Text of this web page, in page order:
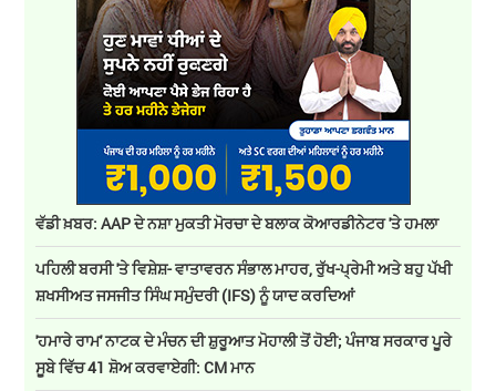
ਵੱਡੀ ਖ਼ਬਰ: AAP ਦੇ ਨਸ਼ਾ ਮੁਕਤੀ ਮੋਰਚਾ ਦੇ ਬਲਾਕ ਕੋਆਰਡੀਨੇਟਰ 'ਤੇ ਹਮਲਾ
ਪਹਿਲੀ ਬਰਸੀ 'ਤੇ ਵਿਸ਼ੇਸ਼- ਵਾਤਾਵਰਨ ਸੰਭਾਲ ਮਾਹਰ, ਰੁੱਖ-ਪ੍ਰੇਮੀ ਅਤੇ ਬਹੁ ਪੱਖੀ
ਸ਼ਖਸੀਅਤ ਜਸਜੀਤ ਸਿੰਘ ਸਮੁੰਦਰੀ (IFS) ਨੂੰ ਯਾਦ ਕਰਦਿਆਂ
'ਹਮਾਰੇ ਰਾਮ' ਨਾਟਕ ਦੇ ਮੰਚਨ ਦੀ ਸ਼ੁਰੂਆਤ ਮੋਹਾਲੀ ਤੋਂ ਹੋਈ; ਪੰਜਾਬ ਸਰਕਾਰ ਪੂਰੇ
ਸੂਬੇ ਵਿੱਚ 41 ਸ਼ੋਅ ਕਰਵਾਏਗੀ: CM ਮਾਨ